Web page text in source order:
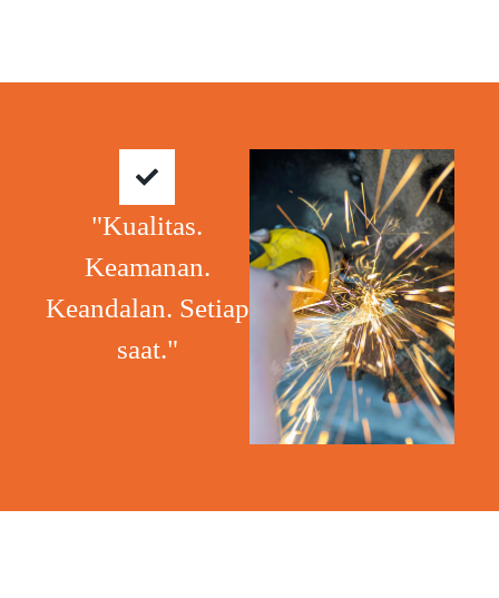
"Kualitas.
Keamanan.
Keandalan. Setiap
saat."